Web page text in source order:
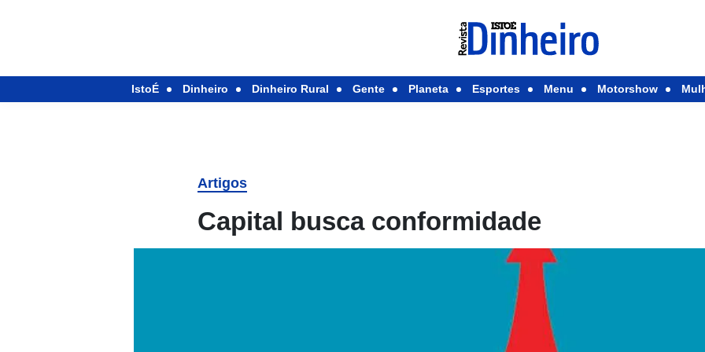
IstoÉ Dinheiro Dinheiro Rural Gente Planeta Esportes Menu Motorshow
Artigos
Capital busca conformidade